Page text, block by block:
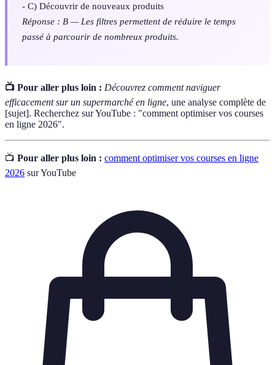
- C) Découvrir de nouveaux produits
Réponse : B — Les filtres permettent de réduire le temps
passé à parcourir de nombreux produits.
📺 Pour aller plus loin : Découvrez comment naviguer
efficacement sur un supermarché en ligne, une analyse complète de
[sujet]. Recherchez sur YouTube : "comment optimiser vos courses
en ligne 2026".
📺 Pour aller plus loin : comment optimiser vos courses en ligne
2026 sur YouTube